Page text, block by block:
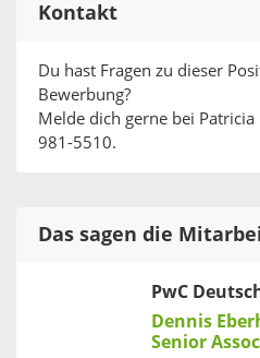
Kontakt
Du hast Fragen zu dieser
Bewerbung?
Melde dich gerne bei
981-5510.
Das sagen die
PwC
Dennis
Senior